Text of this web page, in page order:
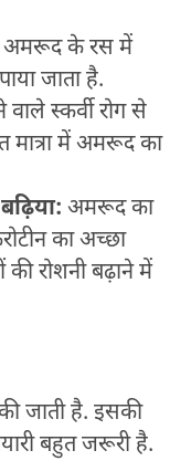
अमरूद के रस में
जाता है.
स्कर्वी रोग से
मात्रा में अमरूद का
अमरूद का
का अच्छा
रोशनी बढ़ाने में
जाती है. इसकी
बहुत जरूरी है.